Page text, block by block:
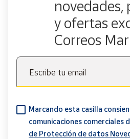
novedades,
y ofertas
Correos
Escribe tu email
Marcando esta casilla
comunicaciones comerciales
de Protección de datos